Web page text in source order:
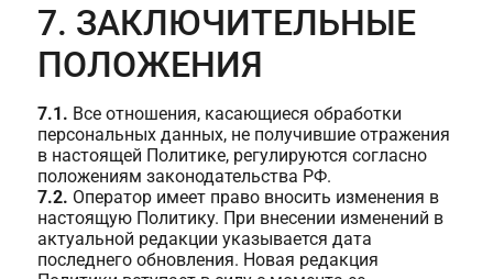
7. ЗАКЛЮЧИТЕЛЬНЫЕ
ПОЛОЖЕНИЯ
7.1. Все отношения, касающиеся обработки
персональных данных, не получившие отражения
в настоящей Политике, регулируются согласно
положениям законодательства РФ.
7.2. Оператор имеет право вносить изменения в
настоящую Политику. При внесении изменений в
актуальной редакции указывается дата
последнего обновления. Новая редакция